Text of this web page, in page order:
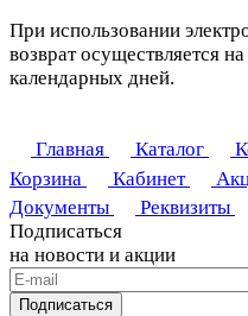
При использовании
возврат осуществляется
календарных дней.
Главная Каталог
Корзина
Кабинет
Документы
Реквизиты
Подписаться
на новости и акции
Подписаться